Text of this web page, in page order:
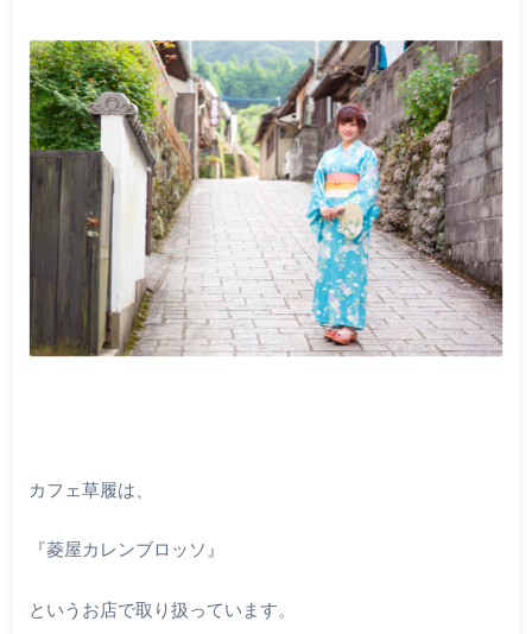
カフェ草履は、
『菱屋カレンブロッソ』
というお店で取り扱っています。